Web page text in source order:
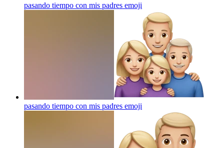
pasando tiempo con mis padres emoji
pasando tiempo con mis padres emoji